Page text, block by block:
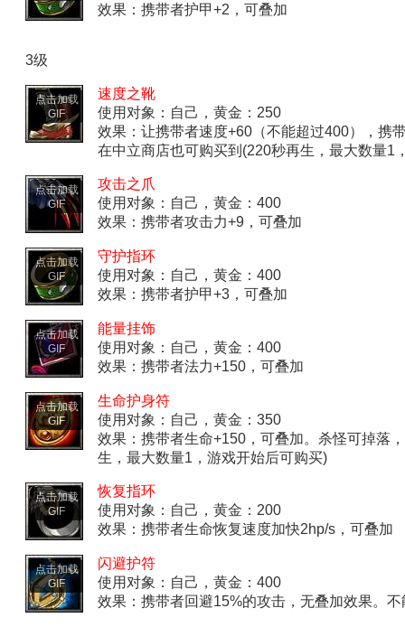
效果：携带者护甲+2，可叠加
3级
点击加载
GIF
速度之靴
使用对象：自己，黄金：250
效果：让携带者速度+60（不能超过400），携
在中立商店也可购买到(220秒再生，最大数量1
点击加载
GIF
攻击之爪
使用对象：自己，黄金：400
效果：携带者攻击力+9，可叠加
点击加载
GIF
守护指环
使用对象：自己，黄金：400
效果：携带者护甲+3，可叠加
点击加载
GIF
能量挂饰
使用对象：自己，黄金：400
效果：携带者法力+150，可叠加
点击加载
GIF
生命护身符
使用对象：自己，黄金：350
效果：携带者生命+150，可叠加。杀怪可掉落
生，最大数量1，游戏开始后可购买)
点击加载
GIF
恢复指环
使用对象：自己，黄金：200
效果：携带者生命恢复速度加快2hp/s，可叠加
点击加载
GIF
闪避护符
使用对象：自己，黄金：400
效果：携带者回避15%的攻击，无叠加效果。